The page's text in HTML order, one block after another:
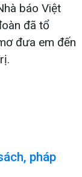
báo Việt
đã tổ
đưa em đến
pháp